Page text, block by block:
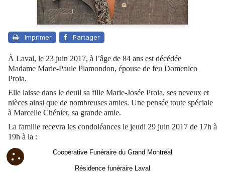
Imprimer Partager
À Laval, le 23 juin 2017, à l’âge de 84 ans est décédée
Madame Marie‑Paule Plamondon, épouse de feu Domenico
Proia.
Elle laisse dans le deuil sa fille Marie-Josée Proia, ses neveux et
nièces ainsi que de nombreuses amies. Une pensée toute spéciale
à Marcelle Chénier, sa grande amie.
La famille recevra les condoléances le jeudi 29 juin 2017 de 17h à
19h à la :
Coopérative Funéraire du Grand Montréal
Résidence funéraire Laval